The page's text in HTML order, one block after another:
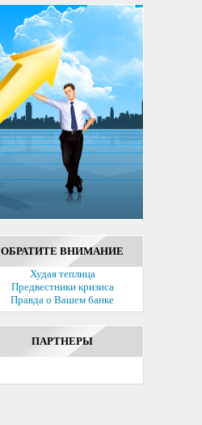
ОБРАТИТЕ ВНИМАНИЕ
Худая теплица
Предвестники кризиса
Правда о Вашем банке
ПАРТНЕРЫ